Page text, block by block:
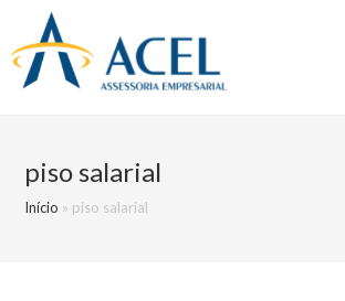
piso salarial
Início » piso salarial